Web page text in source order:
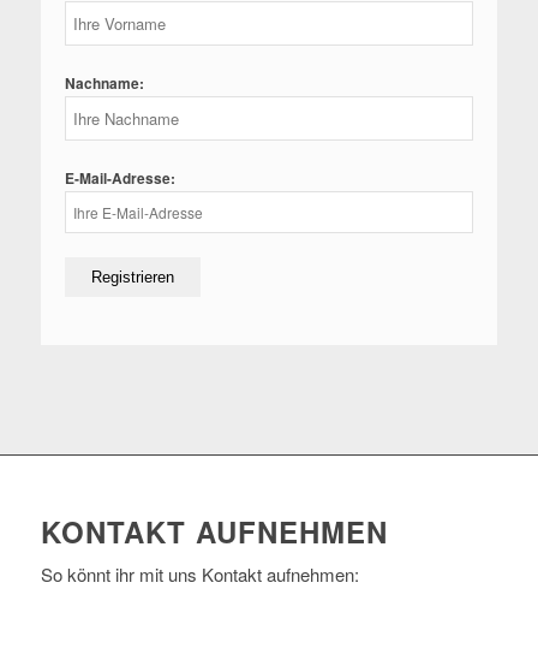
Nachname:
E-Mail-Adresse:
KONTAKT AUFNEHMEN
So könnt ihr mit uns Kontakt aufnehmen: